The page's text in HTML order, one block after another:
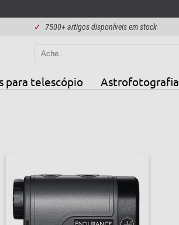
✓ 7500+ artigos disponíveis em stock
para telescópio Astrofotografia